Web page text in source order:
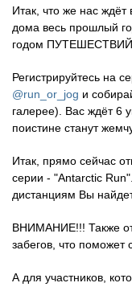
Итак, что же нас ждёт
дома весь прошлый
годом ПУТЕШЕСТВИЙ
Регистрируйтесь на
@run_or_jog и
галерее). Вас ждёт 6
поистине станут
Итак, прямо сейчас
серии - "Antarctic
дистанциям Вы
ВНИМАНИЕ!!! Также
забегов, что поможет
А для участников,